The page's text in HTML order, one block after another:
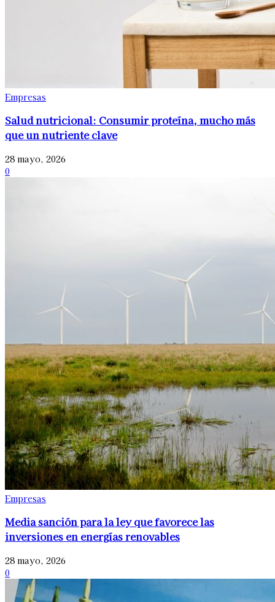
Empresas
Salud nutricional: Consumir proteína, mucho más
que un nutriente clave
28 mayo, 2026
0
Empresas
Media sanción para la ley que favorece las
inversiones en energías renovables
28 mayo, 2026
0